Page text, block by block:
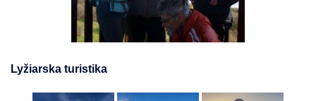
Lyžiarska turistika